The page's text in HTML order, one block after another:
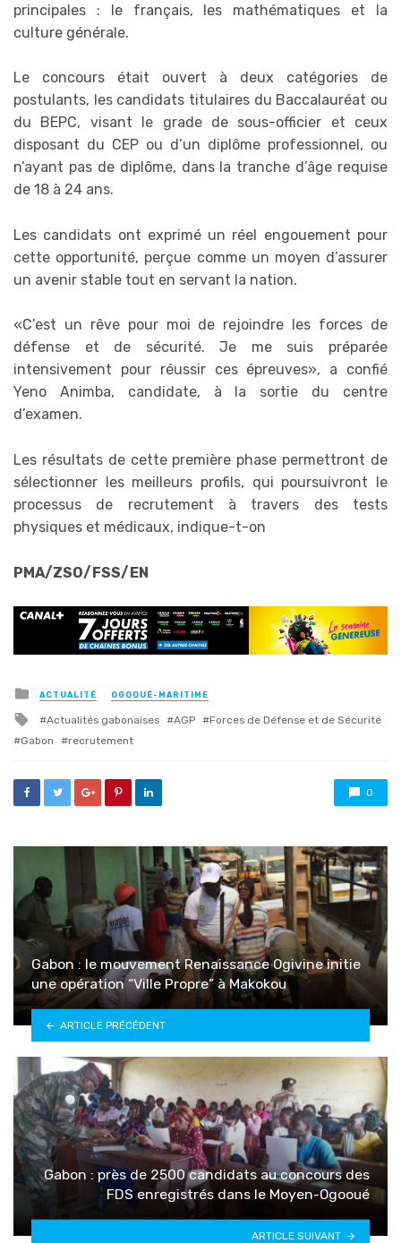
principales : le français, les mathématiques et la
culture générale.
Le concours était ouvert à deux catégories de
postulants, les candidats titulaires du Baccalauréat ou
du BEPC, visant le grade de sous-officier et ceux
disposant du CEP ou d’un diplôme professionnel, ou
n’ayant pas de diplôme, dans la tranche d’âge requise
de 18 à 24 ans.
Les candidats ont exprimé un réel engouement pour
cette opportunité, perçue comme un moyen d’assurer
un avenir stable tout en servant la nation.
«C’est un rêve pour moi de rejoindre les forces de
défense et de sécurité. Je me suis préparée
intensivement pour réussir ces épreuves», a confié
Yeno Animba, candidate, à la sortie du centre
d’examen.
Les résultats de cette première phase permettront de
sélectionner les meilleurs profils, qui poursuivront le
processus de recrutement à travers des tests
physiques et médicaux, indique-t-on
PMA/ZSO/FSS/EN
Posted
in
ACTUALITÉ OGOOUÉ-MARITIME
Tagged
with
Actualités gabonaises AGP
Forces de Défense et de Sécurité
Gabon
recrutement
0
Gabon : le mouvement Renaissance Ogivine initie
une opération “Ville Propre” à Makokou
ARTICLE PRÉCÉDENT
Gabon : près de 2500 candidats au concours des
FDS enregistrés dans le Moyen-Ogooué
ARTICLE SUIVANT